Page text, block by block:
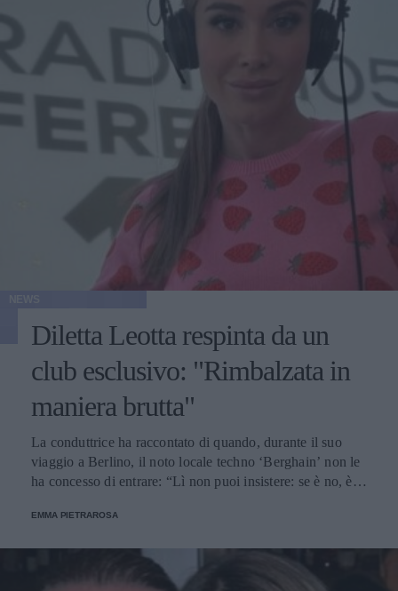
Diletta Leotta respinta da un
club esclusivo: "Rimbalzata in
maniera brutta"
La conduttrice ha raccontato di quando, durante il suo
viaggio a Berlino, il noto locale techno ‘Berghain’ non le
ha concesso di entrare: “Lì non puoi insistere: se è no, è
EMMA PIETRAROSA